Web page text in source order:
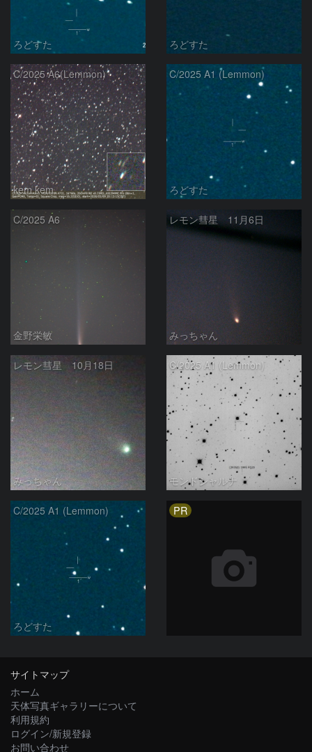
ろどすた ろどすた
C/2025 A6(Lemmon)
kem.kem
C/2025 A1 (Lemmon)
ろどすた
C/2025 A6
金野栄敏
レモン彗星 11月6日
みっちゃん
レモン彗星 10月18日
みっちゃん
C/2025 A1 (Lemmon)
モンドシャルナ
C/2025 A1 (Lemmon)
ろどすた
PR
サイトマップ
ホーム
天体写真ギャラリーについて
利用規約
ログイン/新規登録
お問い合わせ